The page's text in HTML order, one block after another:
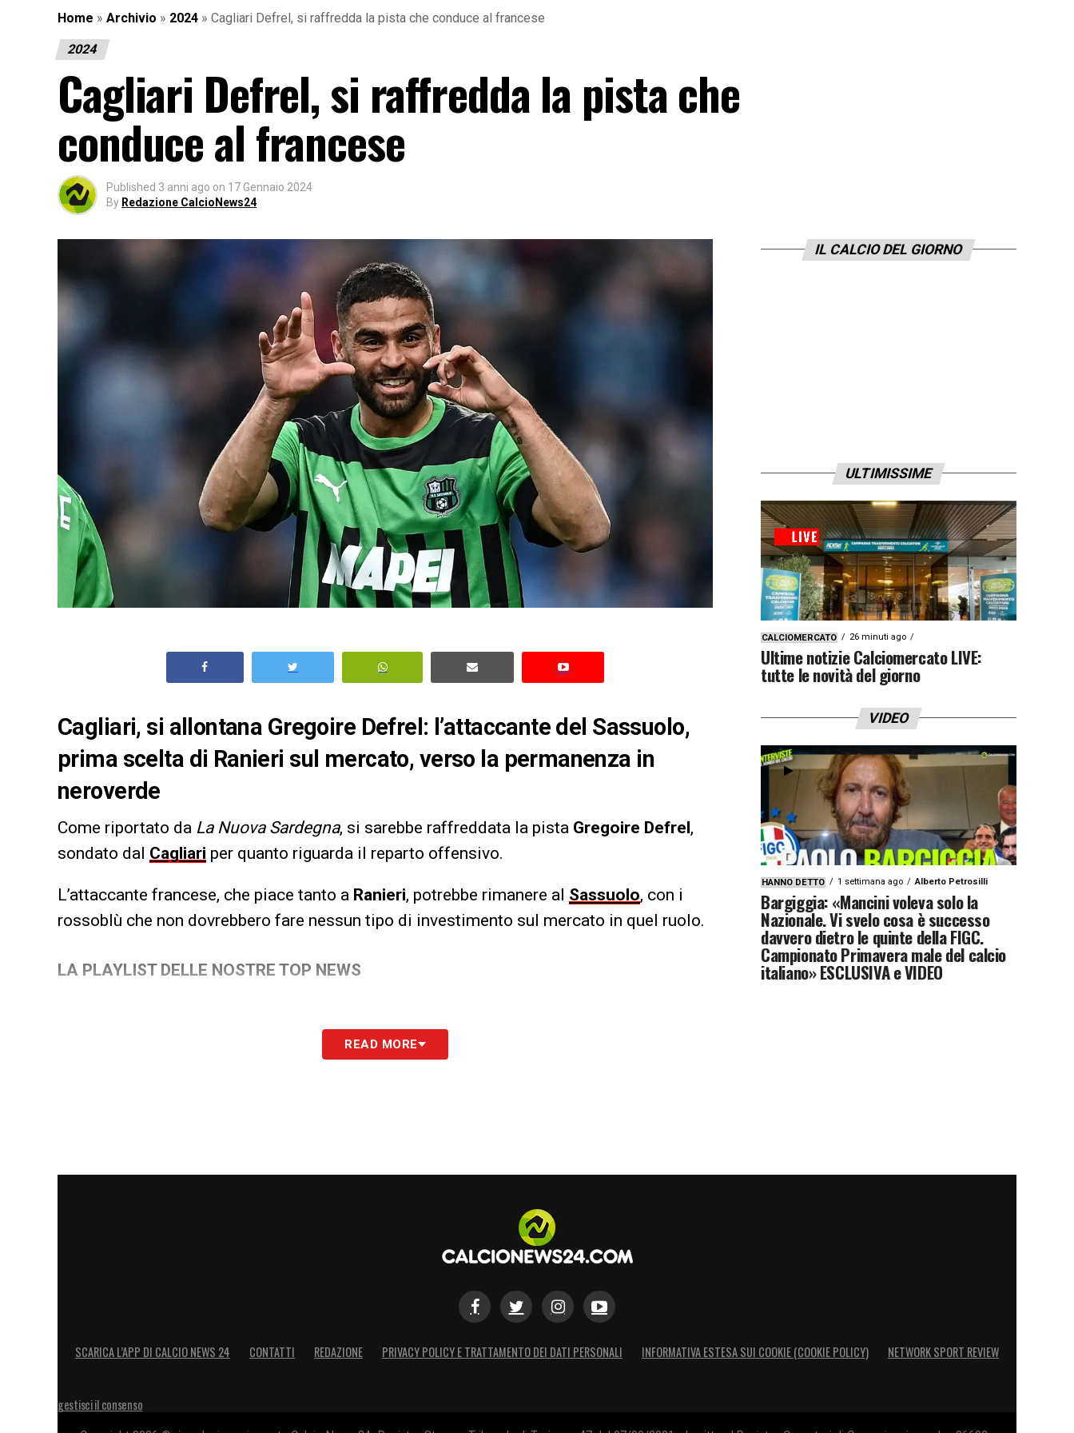
Home » Archivio » 2024 » Cagliari Defrel, si raffredda la pista che conduce al francese
2024
Cagliari Defrel, si raffredda la pista che
conduce al francese
Published 3 anni ago on 17 Gennaio 2024
By Redazione CalcioNews24
Cagliari, si allontana Gregoire Defrel: l’attaccante del Sassuolo,
prima scelta di Ranieri sul mercato, verso la permanenza in
neroverde
Come riportato da La Nuova Sardegna, si sarebbe raffreddata la pista Gregoire Defrel,
sondato dal Cagliari per quanto riguarda il reparto offensivo.
L’attaccante francese, che piace tanto a Ranieri, potrebbe rimanere al Sassuolo, con i
rossoblù che non dovrebbero fare nessun tipo di investimento sul mercato in quel ruolo.
LA PLAYLIST DELLE NOSTRE TOP NEWS
READ MORE
IL CALCIO DEL GIORNO
ULTIMISSIME
CALCIOMERCATO 26 minuti ago
Ultime notizie Calciomercato LIVE:
tutte le novità del giorno
VIDEO
HANNO DETTO 1 settimana ago Alberto Petrosilli
Bargiggia: «Mancini voleva solo la
Nazionale. Vi svelo cosa è successo
davvero dietro le quinte della FIGC.
Campionato Primavera male del calcio
italiano» ESCLUSIVA e VIDEO
SCARICA L’APP DI CALCIO NEWS 24 CONTATTI REDAZIONE PRIVACY POLICY E TRATTAMENTO DEI DATI PERSONALI INFORMATIVA ESTESA SUI COOKIE (COOKIE POLICY) NETWORK SPORT REVIEW
gestisci il consenso